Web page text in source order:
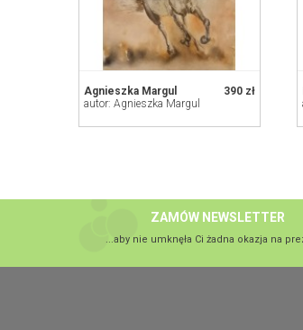
390 zł
Agnieszka Margul
autor: Agnieszka Margul
ZAMÓW NEWSLETTER
...aby nie umknęła Ci żadna okazja na